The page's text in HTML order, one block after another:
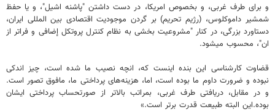
و برای طرف غربی، و بخصوص امریکا، در دست داشتن "پاشنه اشیل"، و یا حفظ
شمشیر داموکلوس، (رژیم تحریم) بر گردن موجودیت اقتصادی بین المللی ایران،
دستاورد بزرگی، در کنار "مشروعیت بخشی به نظام کنترل پروتکل إضافی و فراتر از
ان"، محسوب میشود.
قضاوت کارشناسی این بنده اینست که، انچه نصیب ما شده است، چیز اندکی
نبوده و ضرورت داوم ما بوده است، اما، هزینه‌های پرداختی ما، مافوق تصور است.
و در مقابل، دریافتی طرف غربی، بمراتب بالاتر از صورتحساب پرداختی ایشان
بوده.این البته طبیعت قدرت برتر است.»